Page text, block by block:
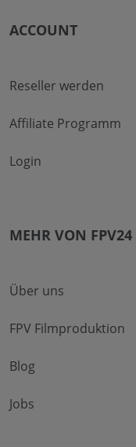
ACCOUNT
Reseller werden
Affiliate Programm
Login
MEHR VON FPV24
Über uns
FPV Filmproduktion
Blog
Jobs